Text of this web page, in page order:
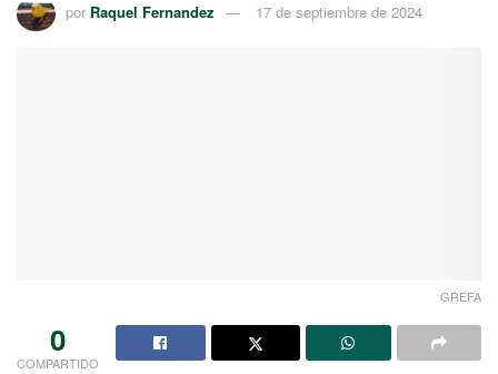
por Raquel Fernandez 17 de septiembre de 2024
GREFA
0
COMPARTIDO